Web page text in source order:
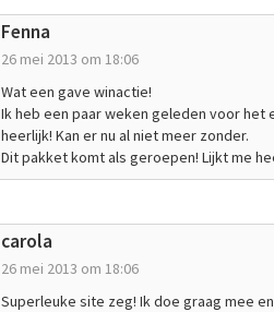
Fenna
26 mei 2013 om 18:06
Wat een gave winactie!
Ik heb een paar weken geleden voor
heerlijk! Kan er nu al niet meer zonder.
Dit pakket komt als geroepen! Lijkt me
carola
26 mei 2013 om 18:06
Superleuke site zeg! Ik doe graag mee